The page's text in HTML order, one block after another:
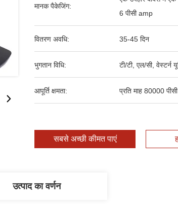
मानक पैकेजिंग:
6 पीसी amp
वितरण अवधि: 35-45 दिन
भुगतान विधि: टी/टी, एल/सी, वेस्टर्न
आपूर्ति क्षमता: प्रति माह 80000 पीसी
सबसे अच्छी कीमत पाएं
उत्पाद का वर्णन